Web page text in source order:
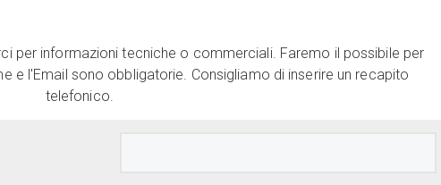
per informazioni tecniche o commerciali. Faremo il possibile per
e l'Email sono obbligatorie. Consigliamo di inserire un recapito
telefonico.